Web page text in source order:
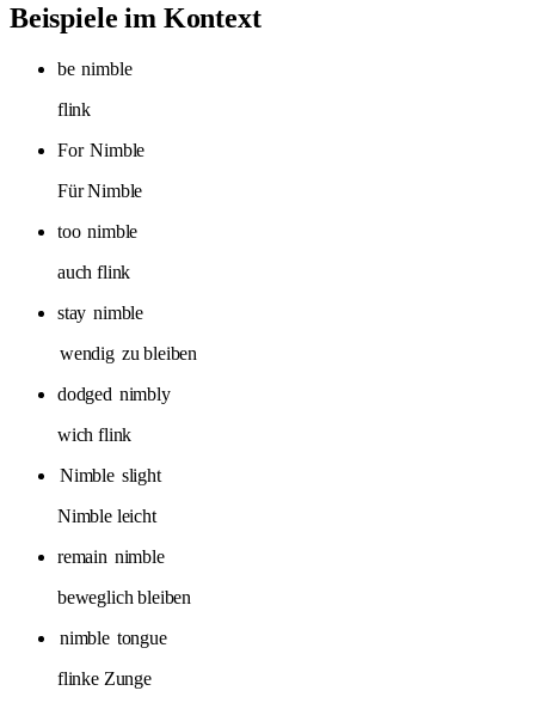
Beispiele im Kontext
be nimble
flink
For Nimble
Für Nimble
too nimble
auch flink
stay nimble
wendig zu bleiben
dodged nimbly
wich flink
Nimble slight
Nimble leicht
remain nimble
beweglich bleiben
nimble tongue
flinke Zunge